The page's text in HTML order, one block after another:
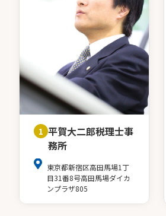
■ サポート内容
・記帳サポート／記帳代行
・決算、申告
・クラウド会計の運用サポート
資金繰りや利益の改善など、税
のサポートも行っています。
■ ご相談
まずは話をしてみたい、相性を
という段階でもご相談いただけま
▶ ホームページ
https://takanozeirishi.com
1 平賀大二郎税理士事
務所
東京都新宿区高田馬場1丁
目31番8号高田馬場ダイカ
ンプラザ805